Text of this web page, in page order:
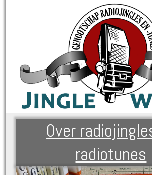
Over
radiotunes